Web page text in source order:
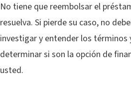
No tiene que reembolsar el
resuelva. Si pierde su caso, no
investigar y entender los términos
determinar si son la opción de
usted.